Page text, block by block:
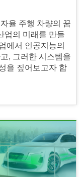
율 주행 차량의 꿈
업의 미래를 만들
에서 인공지능의
, 그러한 시스템을
을 짚어보고자 합